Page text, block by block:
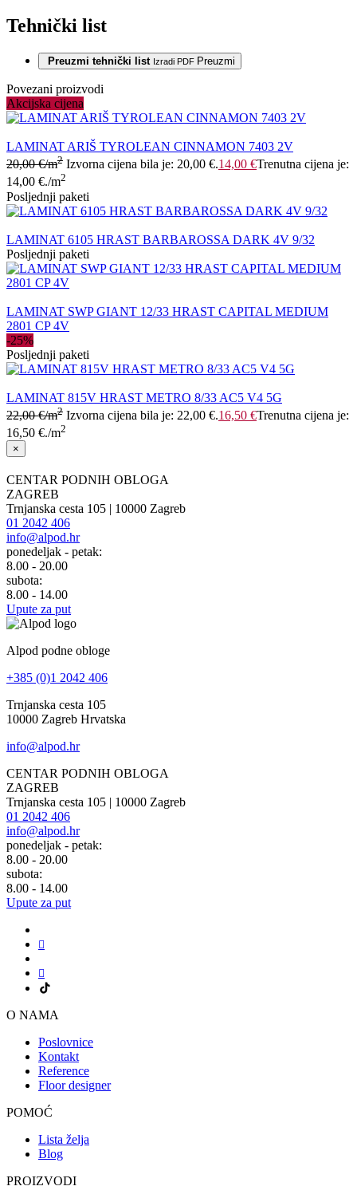
Tehnički list
Preuzmi tehnički list Izradi PDF Preuzmi
Povezani proizvodi
Akcijska cijena
LAMINAT ARIŠ TYROLEAN CINNAMON 7403 2V
20,00€/m2 Izvorna cijena bila je: 20,00 €.14,00 €Trenutna cijena je:
14,00 €./m2
Posljednji paketi
LAMINAT 6105 HRAST BARBAROSSA DARK 4V 9/32
Posljednji paketi
LAMINAT SWP GIANT 12/33 HRAST CAPITAL MEDIUM
2801 CP 4V
-25%
Posljednji paketi
LAMINAT 815V HRAST METRO 8/33 AC5 V4 5G
22,00€/m2 Izvorna cijena bila je: 22,00 €.16,50 €Trenutna cijena je:
16,50 €./m2
×
CENTAR PODNIH OBLOGA
ZAGREB
Trnjanska cesta 105 | 10000 Zagreb
01 2042 406
info@alpod.hr
ponedeljak - petak:
8.00 - 20.00
subota:
8.00 - 14.00
Upute za put
Alpod podne obloge
+385 (0)1 2042 406
Trnjanska cesta 105
10000 Zagreb Hrvatska
info@alpod.hr
CENTAR PODNIH OBLOGA
ZAGREB
Trnjanska cesta 105 | 10000 Zagreb
01 2042 406
info@alpod.hr
ponedeljak - petak:
8.00 - 20.00
subota:
8.00 - 14.00
Upute za put
O NAMA
Poslovnice
Kontakt
Reference
Floor designer
POMOĆ
Lista želja
Blog
PROIZVODI